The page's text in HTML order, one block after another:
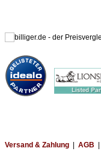
Versand & Zahlung
AGB